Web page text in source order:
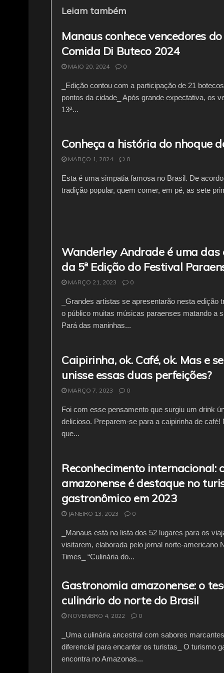
Leiam também
Manaus conhece vencedores
Comida Di Buteco 2024
MAIO 20, 2024 0
_Edição contou com a participação de 21
pontos da cidade_ Após grande expectativa, os
13ª...
Conheça a história do nhoque
MARÇO 1, 2024 0
Esta é uma simpatia famosa no Brasil. De
tradição popular, quem comer, em pé, as sete
Wanderley Andrade é uma das
da 5ª Edição do Festival
MARÇO 21, 2023 0
_Grandes artistas se apresentarão nesta edição
o público muitas músicas paraenses matando a
Pará das maninhas...
Caipirinha, ok. Café, ok. Mas e
unisse essas duas perfeições?
MARÇO 7, 2023 0
Foi com esse pensamento que surgiu um drink
delicioso. Preparem-se para a caipirinha de café!
que...
Reconhecimento internacional:
amazonense é destaque no
gastronômico em 2023
JANEIRO 13, 2023 0
_Manaus está na lista dos 52 lugares para os
visitarem, elaborada pelo jornal norte-americano
Times_ “Culinária do...
Gastronomia amazonense: o
culinário do norte do Brasil
NOVEMBRO 4, 2022 0
_Uma culinária ancestral com sabores
diferencial para encantar os turistas_ O turismo
encontra no Amazonas...